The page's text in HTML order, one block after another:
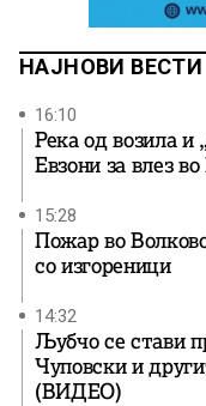
НАЈНОВИ ВЕСТИ
16:10
Река од возила и
Евзони за влез во
15:28
Пожар во
со изгореници
14:32
Љубчо се стави
Чуповски и
(ВИДЕО)